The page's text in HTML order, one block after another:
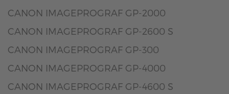
CANON IMAGEPROGRAF GP-2000
CANON IMAGEPROGRAF GP-2600 S
CANON IMAGEPROGRAF GP-300
CANON IMAGEPROGRAF GP-4000
CANON IMAGEPROGRAF GP-4600 S